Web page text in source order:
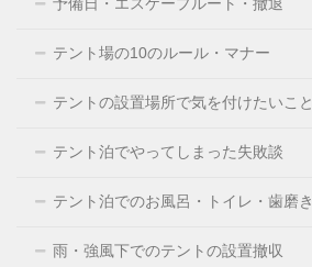
予備日・エスケープルート・撤退
テント場の10のルール・マナー
テントの設置場所で気を付けたいこと
テント泊でやってしまった失敗談
テント泊でのお風呂・トイレ・歯磨き
雨・強風下でのテントの設置撤収